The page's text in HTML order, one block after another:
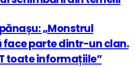
„Monstrul
face parte dintr-un clan.
toate informațiile”